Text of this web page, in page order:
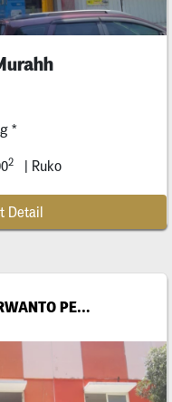
*
2 | Ruko
Detail
YOUNGKY IRWANTO PERMANA